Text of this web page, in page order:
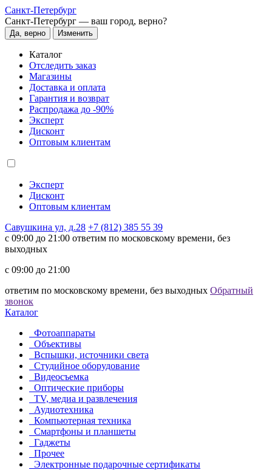
Санкт-Петербург
Санкт-Петербург — ваш город, верно?
Да, верно Изменить
Каталог
Отследить заказ
Магазины
Доставка и оплата
Гарантия и возврат
Распродажа до -90%
Эксперт
Дисконт
Оптовым клиентам
Эксперт
Дисконт
Оптовым клиентам
Савушкина ул, д.28 +7 (812) 385 55 39
c 09:00 до 21:00 ответим по московскому времени, без
выходных
c 09:00 до 21:00
ответим по московскому времени, без выходных Обратный
звонок
Каталог
Фотоаппараты
Объективы
Вспышки, источники света
Студийное оборудование
Видеосъемка
Оптические приборы
TV, медиа и развлечения
Аудиотехника
Компьютерная техника
Смартфоны и планшеты
Гаджеты
Прочее
Электронные подарочные сертификаты